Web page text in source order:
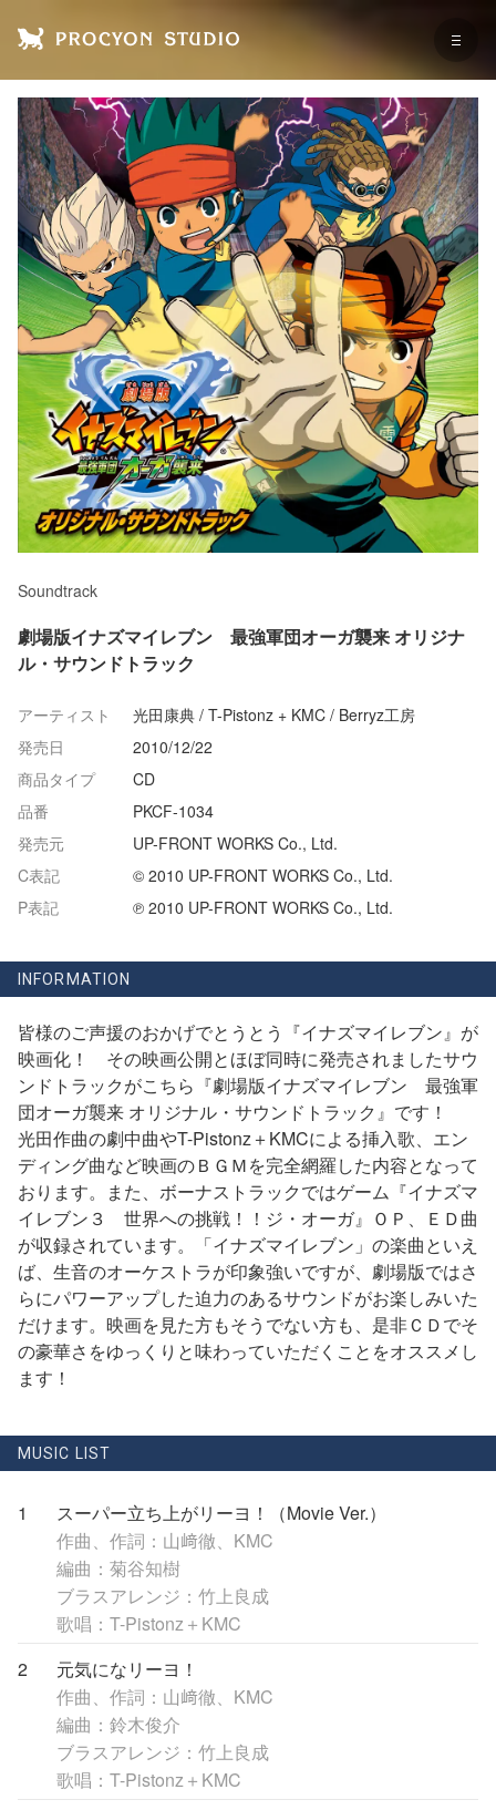
Soundtrack
劇場版イナズマイレブン 最強軍団オーガ襲来 オリジナ
ル・サウンドトラック
アーティスト
光田康典 / T-Pistonz + KMC / Berryz工房
発売日
2010/12/22
商品タイプ
CD
品番
PKCF-1034
発売元
UP-FRONT WORKS Co., Ltd.
C表記
© 2010 UP-FRONT WORKS Co., Ltd.
P表記
℗ 2010 UP-FRONT WORKS Co., Ltd.
INFORMATION
皆様のご声援のおかげでとうとう『イナズマイレブン』が
映画化！ その映画公開とほぼ同時に発売されましたサウ
ンドトラックがこちら『劇場版イナズマイレブン 最強軍
団オーガ襲来 オリジナル・サウンドトラック』です！
光田作曲の劇中曲やT-Pistonz＋KMCによる挿入歌、エン
ディング曲など映画のＢＧＭを完全網羅した内容となって
おります。また、ボーナストラックではゲーム『イナズマ
イレブン３ 世界への挑戦！！ジ・オーガ』ＯＰ、ＥＤ曲
が収録されています。「イナズマイレブン」の楽曲といえ
ば、生音のオーケストラが印象強いですが、劇場版ではさ
らにパワーアップした迫力のあるサウンドがお楽しみいた
だけます。映画を見た方もそうでない方も、是非ＣＤでそ
の豪華さをゆっくりと味わっていただくことをオススメし
ます！
MUSIC LIST
1
スーパー立ち上がリーヨ！（Movie Ver.）
作曲、作詞：山﨑徹、KMC
編曲：菊谷知樹
ブラスアレンジ：竹上良成
歌唱：T-Pistonz＋KMC
2
元気になリーヨ！
作曲、作詞：山﨑徹、KMC
編曲：鈴木俊介
ブラスアレンジ：竹上良成
歌唱：T-Pistonz＋KMC